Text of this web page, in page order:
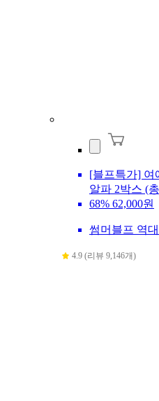
[블프특가] 여
알파 2박스 (
68% 62,000원
썸머블프 역
4.9 (리뷰 9,146개)